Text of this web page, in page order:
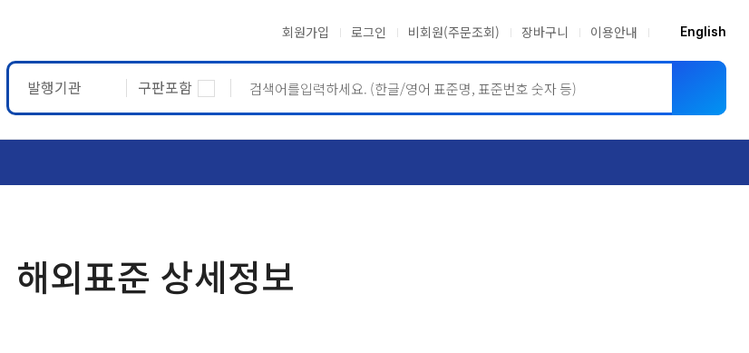
회원가입 로그인 비회원(주문조회) 장바구니 이용안내 English
발행기관 구판포함
해외표준 상세정보